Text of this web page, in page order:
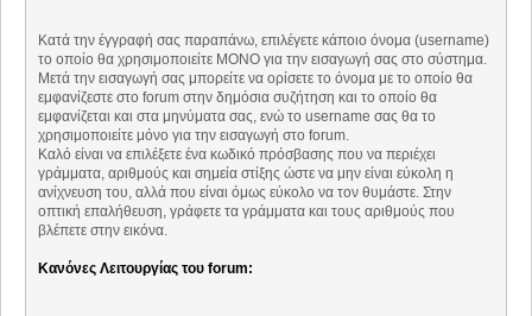
Κατά την έγγραφή σας παραπάνω, επιλέγετε κάποιο όνομα (username)
το οποίο θα χρησιμοποιείτε ΜΟΝΟ για την εισαγωγή σας στο σύστημα.
Μετά την εισαγωγή σας μπορείτε να ορίσετε το όνομα με το οποίο θα
εμφανίζεστε στο forum στην δημόσια συζήτηση και το οποίο θα
εμφανίζεται και στα μηνύματα σας, ενώ το username σας θα το
χρησιμοποιείτε μόνο για την εισαγωγή στο forum.
Καλό είναι να επιλέξετε ένα κωδικό πρόσβασης που να περιέχει
γράμματα, αριθμούς και σημεία στίξης ώστε να μην είναι εύκολη η
ανίχνευση του, αλλά που είναι όμως εύκολο να τον θυμάστε. Στην
οπτική επαλήθευση, γράφετε τα γράμματα και τους αριθμούς που
βλέπετε στην εικόνα.
Κανόνες Λειτουργίας του forum: